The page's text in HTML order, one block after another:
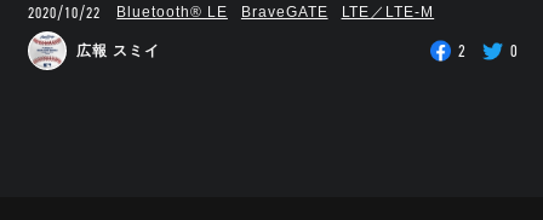
2020/10/22 Bluetooth®︎ LE BraveGATE LTE／LTE-M
広報 スミイ 2 0